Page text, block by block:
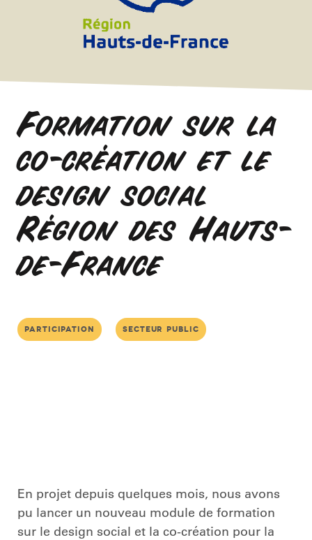
Formation sur la
co-création et le
design social
Région des Hauts-
de-France
participation secteur public
En projet depuis quelques mois, nous avons
pu lancer un nouveau module de formation
sur le design social et la co-création pour la